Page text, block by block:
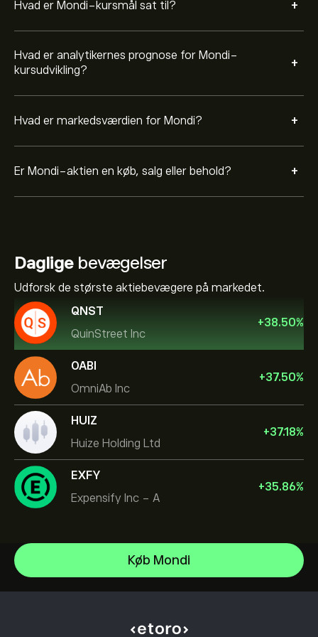
Hvad er Mondi-kursmål sat til? +
Hvad er analytikernes prognose for Mondi-
kursudvikling?
+
Hvad er markedsværdien for Mondi? +
Er Mondi-aktien en køb, salg eller behold? +
Dagligebevægelser
Udforsk de største aktiebevægere på markedet.
QNST
QuinStreet Inc
+38.50%
OABI
OmniAb Inc
+37.50%
HUIZ
Huize Holding Ltd
+37.18%
EXFY
Expensify Inc - A
+35.86%
Køb Mondi
NVIDIA Corporation
Amazon.com Inc